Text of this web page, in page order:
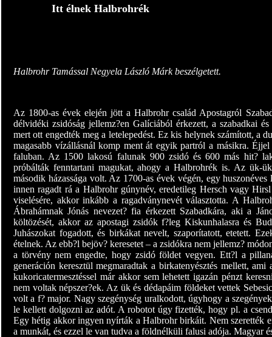
Itt élnek Halbrohrék
Halbrohr Tamással Negyela László Márk beszélgetett.
Az 1800-as évek elején jött a Halbrohr család Apostagról
délvidéki zsidóság jellemz?en Galíciából érkezett, a szabadkai
mert ott engedték meg a letelepedést. Ez kis helynek számított, a
magasabb vízállásnál komp ment át egyik partról a másikra.
faluban. Az 1500 lakosú falunak 900 zsidó és 600 más hit?
próbálták fenntartani magukat, ahogy a Halbrohrék is. Az ük-
második házassága volt. Az 1700-as évek végén, egy
innen ragadt rá a Halbrohr gúnynév, eredetileg Hersch vagy
viselésére, akkor inkább a ragadványnevét választotta. A
Ábrahámnak Jónás nevezet? fia érkezett Szabadkára, aki a
költözését, akkor az apostagi zsidók f?leg Kiskunhalasra és
Juhászokat fogadott, és birkákat nevelt, szaporítatott, etetett.
ételnek. Az ebb?l bejöv? keresetet – a zsidókra nem jellemz?
a törvény nem engedte, hogy zsidó földet vegyen. Ett?l a
generáción keresztül megmaradtak a birkatenyésztés mellett,
kukoricatermesztéssel már akkor sem lehetett igazán pénzt
nem voltak népszer?ek. Az ük és dédapáim földeket vettek
volt a f? major. Nagy szegénység uralkodott, úgyhogy a
le kellett dolgozni az adót. A robotot úgy fizették, hogy pl. a
Egy hétig akkor ingyen nyírták a Halbrohr birkáit. Nem szerették
a munkát, és ezzel le van tudva a földnélküli falusi adója. Magyar